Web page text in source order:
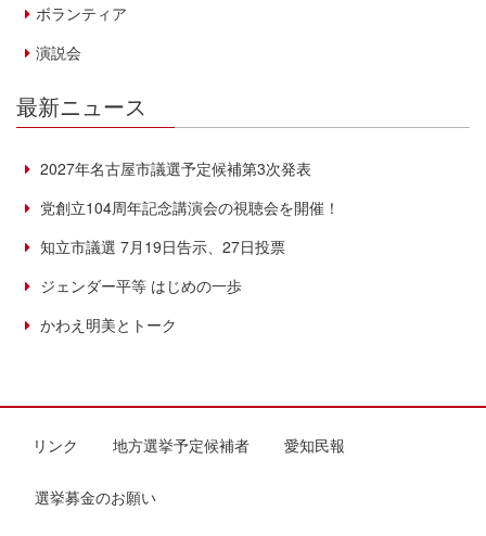
ボランティア
演説会
最新ニュース
2027年名古屋市議選予定候補第3次発表
党創立104周年記念講演会の視聴会を開催！
知立市議選 7月19日告示、27日投票
ジェンダー平等 はじめの一歩
かわえ明美とトーク
リンク 地方選挙予定候補者 愛知民報
選挙募金のお願い